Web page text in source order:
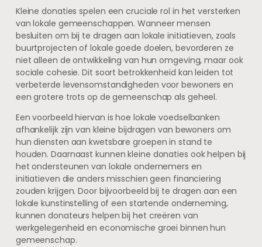
Kleine donaties spelen een cruciale rol in het versterken
van lokale gemeenschappen. Wanneer mensen
besluiten om bij te dragen aan lokale initiatieven, zoals
buurtprojecten of lokale goede doelen, bevorderen ze
niet alleen de ontwikkeling van hun omgeving, maar ook
sociale cohesie. Dit soort betrokkenheid kan leiden tot
verbeterde levensomstandigheden voor bewoners en
een grotere trots op de gemeenschap als geheel.
Een voorbeeld hiervan is hoe lokale voedselbanken
afhankelijk zijn van kleine bijdragen van bewoners om
hun diensten aan kwetsbare groepen in stand te
houden. Daarnaast kunnen kleine donaties ook helpen bij
het ondersteunen van lokale ondernemers en
initiatieven die anders misschien geen financiering
zouden krijgen. Door bijvoorbeeld bij te dragen aan een
lokale kunstinstelling of een startende onderneming,
kunnen donateurs helpen bij het creëren van
werkgelegenheid en economische groei binnen hun
gemeenschap.